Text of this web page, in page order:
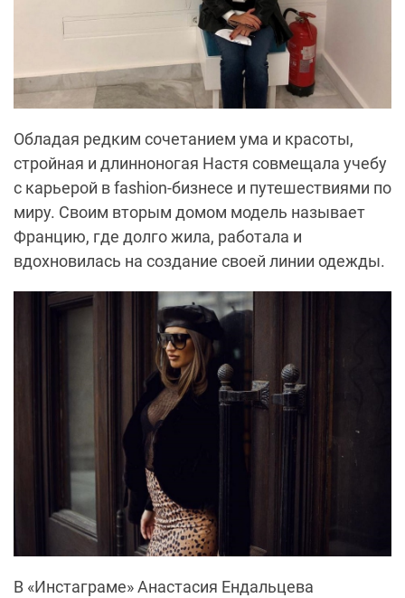
Обладая редким сочетанием ума и красоты,
стройная и длинноногая Настя совмещала учебу
с карьерой в fashion-бизнесе и путешествиями по
миру. Своим вторым домом модель называет
Францию, где долго жила, работала и
вдохновилась на создание своей линии одежды.
В «Инстаграме» Анастасия Ендальцева